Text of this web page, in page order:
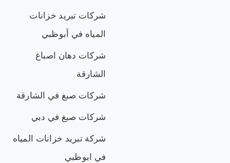
شركات تبريد خزانات
المياه في أبوظبي
شركات دهان اصباغ
الشارقة
شركات صبغ في الشارقة
شركات صبغ في دبي
شركة تبريد خزانات المياه
في ابوظبي